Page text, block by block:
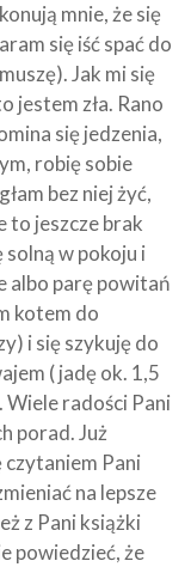
mnie, że się
się iść spać do
Jak mi się
jestem zła. Rano
się jedzenia,
robię sobie
bez niej żyć,
to jeszcze brak
w pokoju i
albo parę powitań
kotem do
i się szykuję do
( jadę ok. 1,5
Wiele radości Pani
porad. Już
czytaniem Pani
na lepsze
z Pani książki
powiedzieć, że